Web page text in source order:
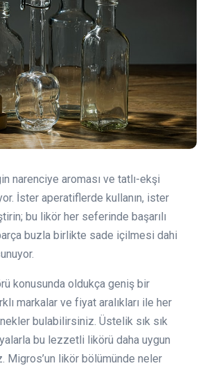
narenciye aroması ve tatlı-ekşi
İster aperatiflerde kullanın, ister
bu likör her seferinde başarılı
buzla birlikte sade içilmesi dahi
konusunda oldukça geniş bir
markalar ve fiyat aralıkları ile her
bulabilirsiniz. Üstelik sık sık
bu lezzetli likörü daha uygun
Migros’un likör bölümünde neler